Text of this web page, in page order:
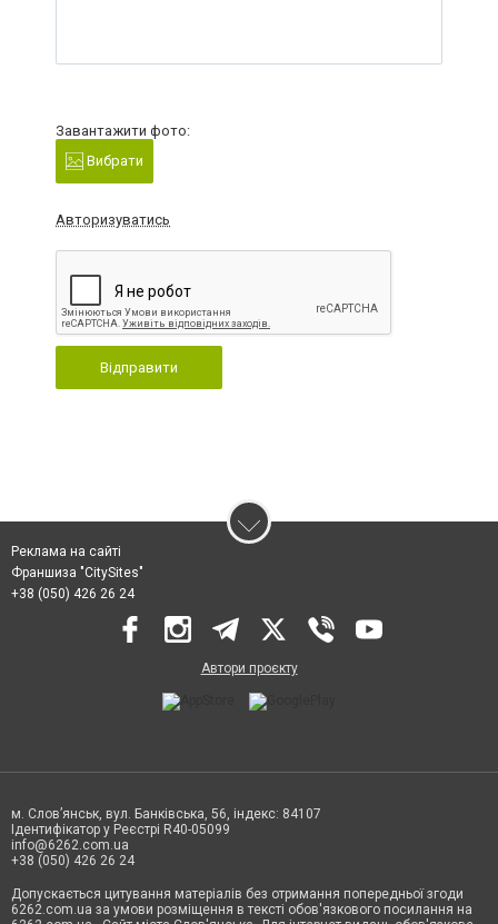
Завантажити фото:
Вибрати
Авторизуватись
Відправити
Реклама на сайті
Франшиза "CitySites"
+38 (050) 426 26 24
Автори проєкту
м. Слов’янськ, вул. Банківська, 56, індекс: 84107
Ідентифікатор у Реєстрі R40-05099
info@6262.com.ua
+38 (050) 426 26 24
Допускається цитування матеріалів без отримання попередньої згоди
6262.com.ua за умови розміщення в тексті обов'язкового посилання на